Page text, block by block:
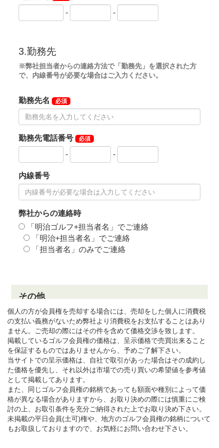
個人の方が会員権を売却する場合には、売却をした個人に消費税
の支払い義務がないため弊社より消費税をお支払することはあり
ません。ご売却の際にはその件を含めて価格交渉を致します。
掲載しているゴルフ会員権の価格は、呈示価格で売買出来ること
を保証するものではありませんから、予めご了解下さい。
当サイトでの呈示価格は、自社で取引があった場合はその成約し
た価格を優先し、それ以外は市場での売り買いの希望値を参考値
として掲載してあります。
また、同じゴルフ会員権の銘柄であっても額面や種別によって価
格が異なる場合がありますから、お取り決めの際には慎重にご検
討の上、お取引条件を充分ご納得された上でお取り決め下さい。
未掲載の平日会員(土可)権や、地方のゴルフ会員権の銘柄について
もお取扱しておりますので、お気軽にお問い合わせ下さい。